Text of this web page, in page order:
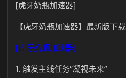
[虎牙奶瓶加速器]
【虎牙奶瓶加速器】最新版下载
[虎牙奶瓶加速器]
1. 触发主线任务“凝视未来”